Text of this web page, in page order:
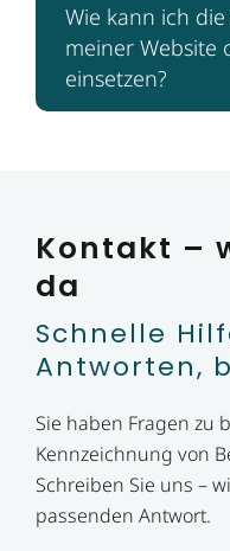
Wie kann ich
meiner Website
einsetzen?
Kontakt –
da
Schnelle
Antworten,
Sie haben Fragen zu
Kennzeichnung von
Schreiben Sie uns –
passenden Antwort.